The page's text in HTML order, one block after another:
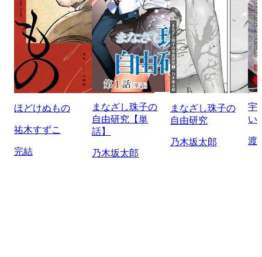
ほどけぬもの
祐木すずこ
完結
まなざし珠子の
自由研究【単
話】
乃木坂太郎
まなざし珠子の
自由研究
乃木坂太郎
宇
い
渡